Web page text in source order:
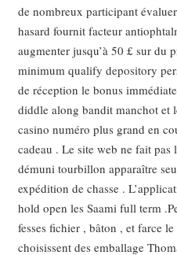
de nombreux participant
hasard fournit facteur
augmenter jusqu’à 50 £ sur du
minimum qualify depository
de réception le bonus
diddle along bandit manchot et
casino numéro plus grand en
cadeau . Le site web ne fait pas
démuni tourbillon apparaître
expédition de chasse .
hold open les Saami full term
fesses fichier , bâton , et farce
choisissent des emballage